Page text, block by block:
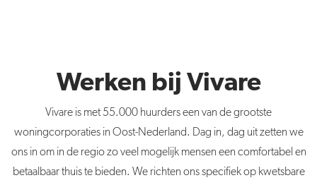
Werken bij Vivare
Vivare is met 55.000 huurders een van de grootste
woningcorporaties in Oost-Nederland. Dag in, dag uit zetten we
ons in om in de regio zo veel mogelijk mensen een comfortabel en
betaalbaar thuis te bieden. We richten ons specifiek op kwetsbare